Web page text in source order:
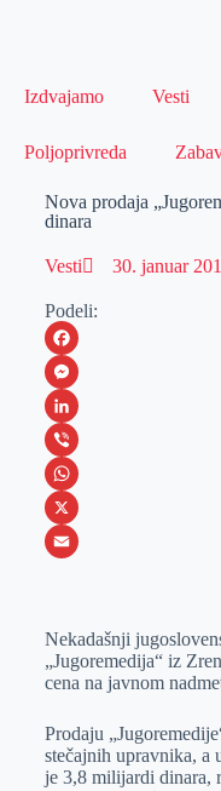
Izdvajamo Vesti
Poljoprivreda
Nova prodaja
dinara
Vesti 30. januar
Podeli:
F
a
c
e
b
o
M
e
s
s
e
e
r
L
i
n
k
I
n
V
i
b
W
h
s
A
p
X
a
i
Nekadašnji
„Jugoremedija“ iz
cena na javnom
Prodaju
stečajnih upravnika, a
je 3,8 milijardi dinara,